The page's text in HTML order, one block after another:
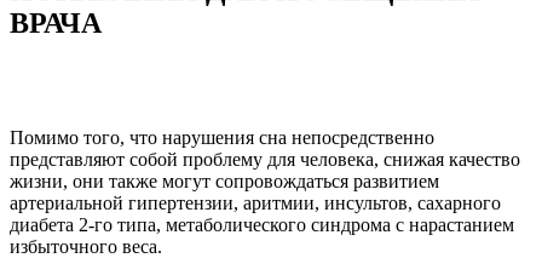
ВРАЧА
Помимо того, что нарушения сна непосредственно
представляют собой проблему для человека, снижая качество
жизни, они также могут сопровождаться развитием
артериальной гипертензии, аритмии, инсультов, сахарного
диабета 2-го типа, метаболического синдрома с нарастанием
избыточного веса.